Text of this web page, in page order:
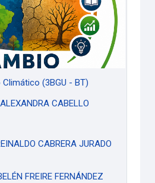
(3BGU - BT)
CABELLO
CABRERA JURADO
FREIRE FERNÁNDEZ